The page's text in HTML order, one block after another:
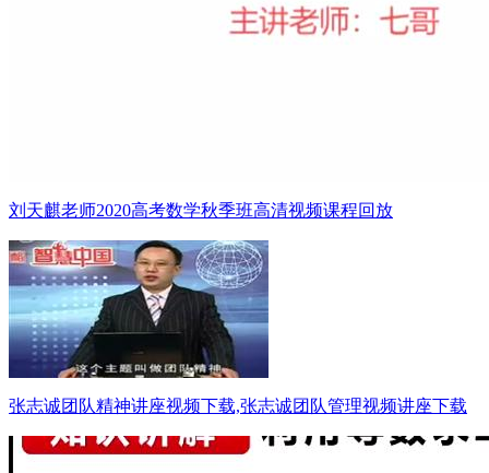
刘天麒老师2020高考数学秋季班高清视频课程回放
张志诚团队精神讲座视频下载,张志诚团队管理视频讲座下载